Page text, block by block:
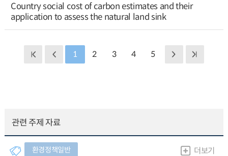
Country social cost of carbon estimates and their
application to assess the natural land sink
1 2 3 4 5
관련 주제 자료
환경정책일반 더보기